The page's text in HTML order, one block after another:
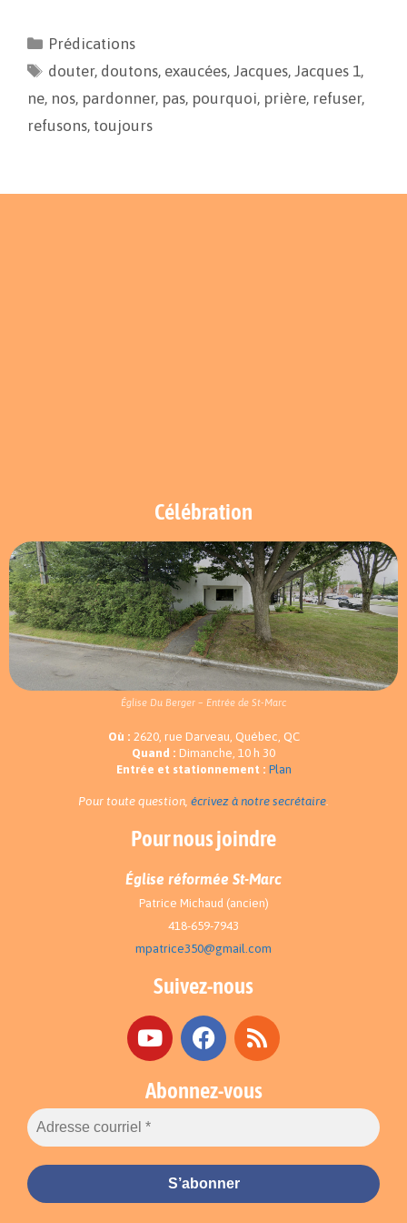
b
o
l
L
i
n
a
g
Prédications
douter, doutons, exaucées, Jacques, Jacques 1,
ne, nos, pardonner, pas, pourquoi, prière, refuser,
refusons, toujours
Célébration
Église Du Berger – Entrée de St-Marc
Où : 2620, rue Darveau, Québec, QC
Quand : Dimanche, 10 h 30
Entrée et stationnement : Plan
Pour toute question, écrivez à notre secrétaire.
Pour nous joindre
Église réformée St-Marc
Patrice Michaud (ancien)
418-659-7943
mpatrice350@gmail.com
Suivez-nous
Abonnez-vous